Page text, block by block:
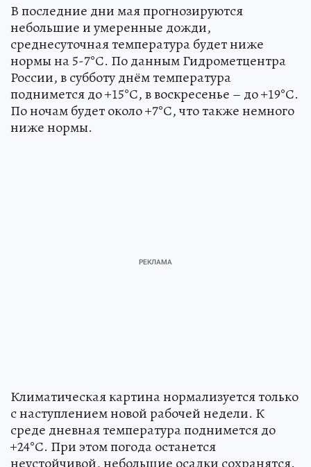
В последние дни мая прогнозируются
небольшие и умеренные дожди,
среднесуточная температура будет ниже
нормы на 5-7°С. По данным Гидрометцентра
России, в субботу днём температура
поднимется до +15°С, в воскресенье – до +19°С.
По ночам будет около +7°С, что также немного
ниже нормы.
Климатическая картина нормализуется только
с наступлением новой рабочей недели. К
среде дневная температура поднимется до
+24°С. При этом погода останется
неустойчивой, небольшие осадки сохранятся.